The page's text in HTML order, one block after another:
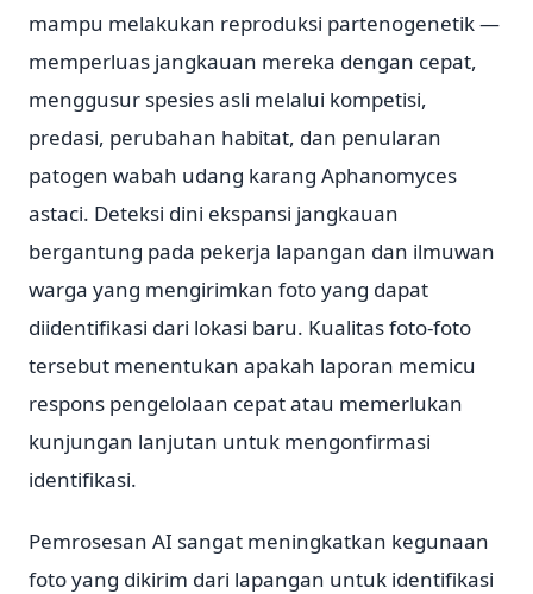
mampu melakukan reproduksi partenogenetik —
memperluas jangkauan mereka dengan cepat,
menggusur spesies asli melalui kompetisi,
predasi, perubahan habitat, dan penularan
patogen wabah udang karang Aphanomyces
astaci. Deteksi dini ekspansi jangkauan
bergantung pada pekerja lapangan dan ilmuwan
warga yang mengirimkan foto yang dapat
diidentifikasi dari lokasi baru. Kualitas foto-foto
tersebut menentukan apakah laporan memicu
respons pengelolaan cepat atau memerlukan
kunjungan lanjutan untuk mengonfirmasi
identifikasi.
Pemrosesan AI sangat meningkatkan kegunaan
foto yang dikirim dari lapangan untuk identifikasi